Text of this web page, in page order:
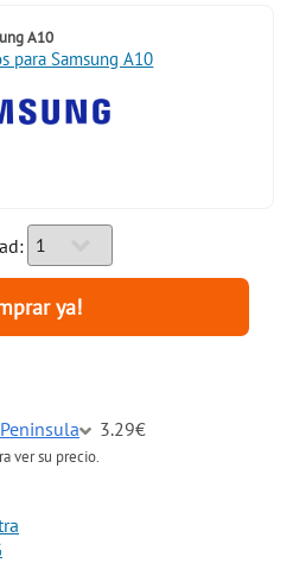
A10
para Samsung A10
3.29€
ver su precio.